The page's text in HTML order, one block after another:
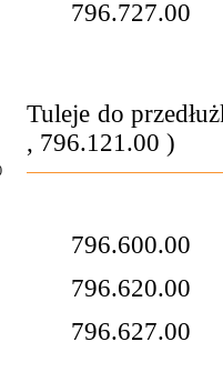
796.727.00
Tuleje do
, 796.121.00 )